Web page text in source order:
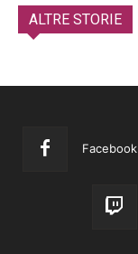
ALTRE STORIE
Facebook